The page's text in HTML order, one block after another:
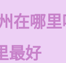
在哪
最好